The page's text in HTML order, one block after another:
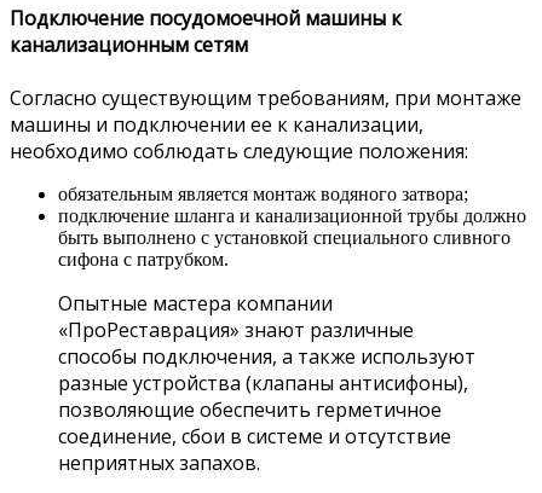
Подключение посудомоечной машины к
канализационным сетям
Согласно существующим требованиям, при монтаже
машины и подключении ее к канализации,
необходимо соблюдать следующие положения:
обязательным является монтаж водяного затвора;
подключение шланга и канализационной трубы должно
быть выполнено с установкой специального сливного
сифона с патрубком.
Опытные мастера компании
«ПроРеставрация» знают различные
способы подключения, а также используют
разные устройства (клапаны антисифоны),
позволяющие обеспечить герметичное
соединение, сбои в системе и отсутствие
неприятных запахов.